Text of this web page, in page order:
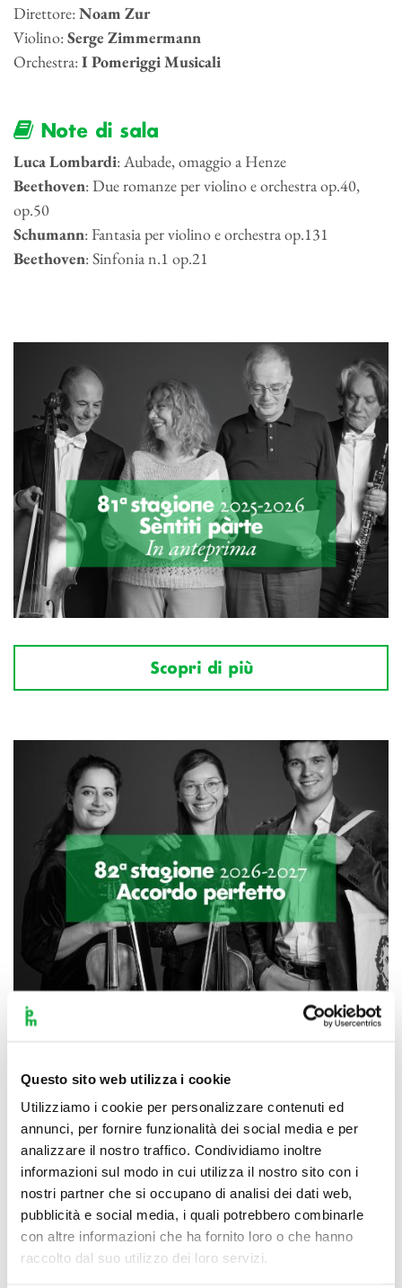
Questo sito web utilizza i cookie
Utilizziamo i cookie per personalizzare contenuti ed
annunci, per fornire funzionalità dei social media e per
analizzare il nostro traffico. Condividiamo inoltre
informazioni sul modo in cui utilizza il nostro sito con i
nostri partner che si occupano di analisi dei dati web,
pubblicità e social media, i quali potrebbero combinarle
con altre informazioni che ha fornito loro o che hanno
raccolto dal suo utilizzo dei loro servizi.
Direttore:Noam Zur
Violino:Serge Zimmermann
Orchestra:I Pomeriggi Musicali
Note di sala
Luca Lombardi: Aubade, omaggio a Henze
Beethoven: Due romanze per violino e orchestra op.40,
op.50
Schumann: Fantasia per violino e orchestra op.131
Beethoven: Sinfonia n.1 op.21
Scopri di più